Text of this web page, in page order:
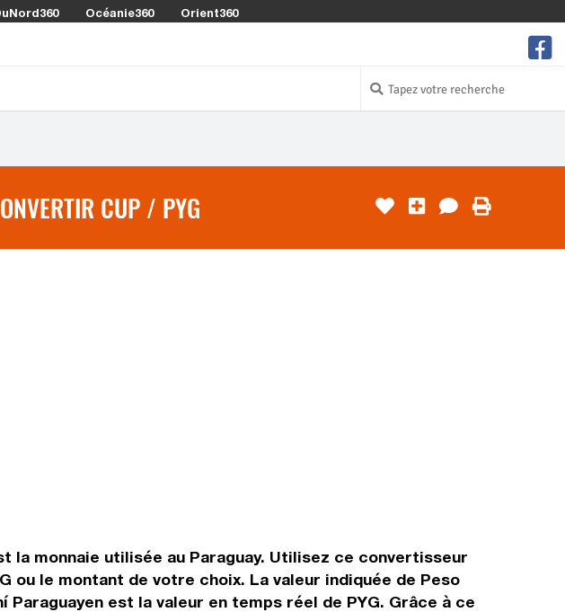
Océanie360 Orient360
CUP / PYG
la monnaie utilisée au Paraguay. Utilisez ce convertisseur
ou le montant de votre choix. La valeur indiquée de Peso
Paraguayen est la valeur en temps réel de PYG. Grâce à ce